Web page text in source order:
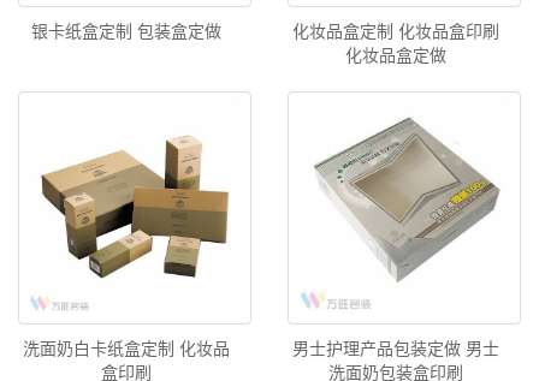
银卡纸盒定制 包装盒定做
化妆品盒定制 化妆品盒印刷
化妆品盒定做
洗面奶白卡纸盒定制 化妆品
盒印刷
男士护理产品包装定做 男士
洗面奶包装盒印刷